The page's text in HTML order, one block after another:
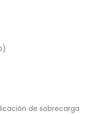
de sobrecarga